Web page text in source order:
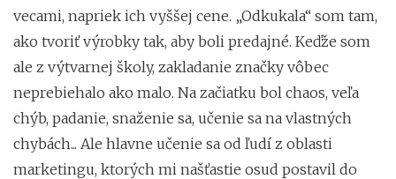
vecami, napriek ich vyššej cene. „Odkukala“ som tam,
ako tvoriť výrobky tak, aby boli predajné. Keďže som
ale z výtvarnej školy, zakladanie značky vôbec
neprebiehalo ako malo. Na začiatku bol chaos, veľa
chýb, padanie, snaženie sa, učenie sa na vlastných
chybách... Ale hlavne učenie sa od ľudí z oblasti
marketingu, ktorých mi našťastie osud postavil do